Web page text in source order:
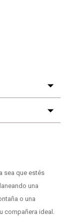
sea que estés
una
o una
compañera ideal.